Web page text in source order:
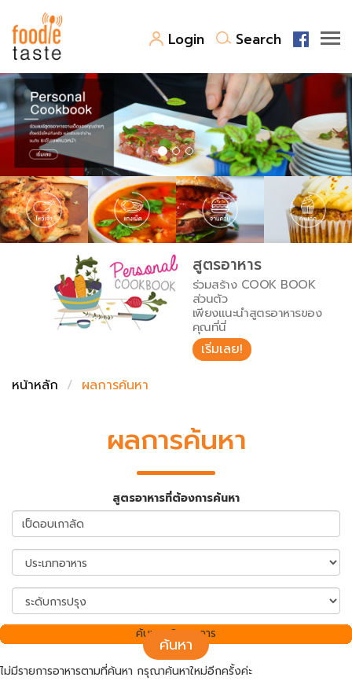
Login Search
สูตรอาหาร
สูตรอาหารล่าสุด
Top Foodie
พาไปชิม
สารพันก้นครัว
เคล็ดลับน่ารู้
เปรียบเทียบหน่วยการตวง
เปรียบเทียบอุณหภูมิ
เปรียบเทียบน้ำหนักวัตถุดิบ
FoodPedia
สร้าง Cookbook
สูตรอาหาร
ร่วมสร้าง COOK BOOK
ส่วนตัว
เพียงแนะนำสูตรอาหารของ
คุณที่นี่
เริ่มเลย!
หน้าหลัก
ผลการค้นหา
ผลการค้นหา
สูตรอาหารที่ต้องการค้นหา
ค้นหา
ไม่มีรายการอาหารตามที่ค้นหา กรุณาค้นหาใหม่อีกครั้งค่ะ
ค้นพบ 0 รายการ